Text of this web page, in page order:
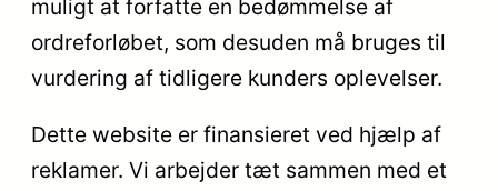
muligt at forfatte en bedømmelse af
ordreforløbet, som desuden må bruges til
vurdering af tidligere kunders oplevelser.
Dette website er finansieret ved hjælp af
reklamer. Vi arbejder tæt sammen med et